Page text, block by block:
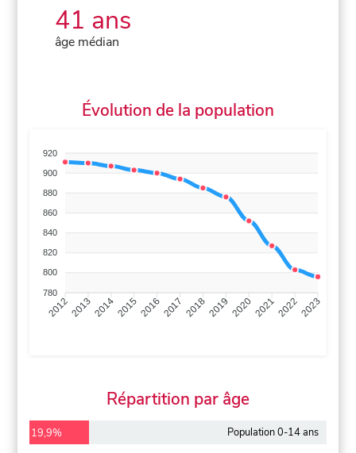
41 ans
âge médian
Évolution de la population
920
900
880
860
840
820
800
780
201220132014201520162017 20182019 2020202120222023
Répartition par âge
19,9% Population 0-14 ans